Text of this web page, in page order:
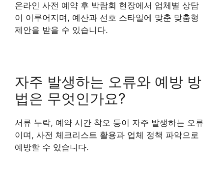
온라인 사전 예약 후 박람회 현장에서 업체별 상담
이 이루어지며, 예산과 선호 스타일에 맞춘 맞춤형
제안을 받을 수 있습니다.
자주 발생하는 오류와 예방 방
법은 무엇인가요?
서류 누락, 예약 시간 착오 등이 자주 발생하는 오류
이며, 사전 체크리스트 활용과 업체 정책 파악으로
예방할 수 있습니다.